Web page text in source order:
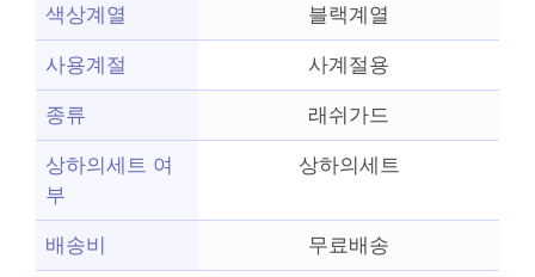
색상계열 블랙계열
사용계절 사계절용
종류 래쉬가드
상하의세트 여
부
상하의세트
배송비 무료배송